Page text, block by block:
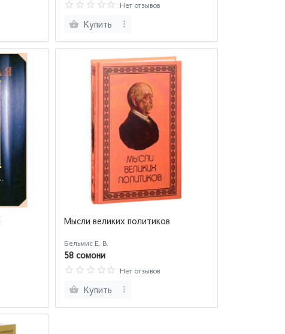
Нет отзывов
Купить
Мысли великих политиков
Бельмис Е. В.
58 сомони
Нет отзывов
Купить